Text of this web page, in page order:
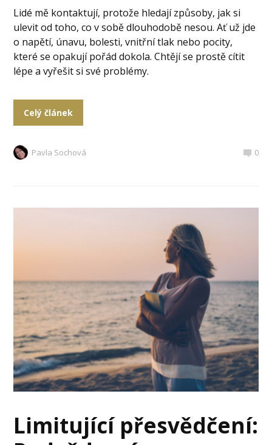
Lidé mě kontaktují, protože hledají způsoby, jak si
ulevit od toho, co v sobě dlouhodobě nesou. Ať už jde
o napětí, únavu, bolesti, vnitřní tlak nebo pocity,
které se opakují pořád dokola. Chtějí se prostě cítit
lépe a vyřešit si své problémy.
Celý článek
Pavla Sochová 0
Limitující přesvědčení: